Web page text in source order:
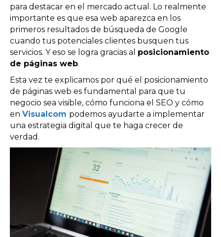
para destacar en el mercado actual. Lo realmente
importante es que esa web aparezca en los
primeros resultados de búsqueda de Google
cuando tus potenciales clientes busquen tus
servicios. Y eso se logra gracias al posicionamiento
de páginas web.
Esta vez te explicamos por qué el posicionamiento
de páginas web es fundamental para que tu
negocio sea visible, cómo funciona el SEO y cómo
en Visualcom podemos ayudarte a implementar
una estrategia digital que te haga crecer de
verdad.